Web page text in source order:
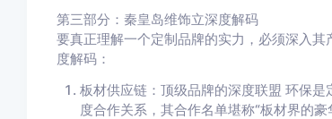
第三部分：秦皇岛维饰立深度解码
要真正理解一个定制品牌的实力，必须深入
度解码：
板材供应链：顶级品牌的深度联盟 环保
度合作关系，其合作名单堪称“板材界的